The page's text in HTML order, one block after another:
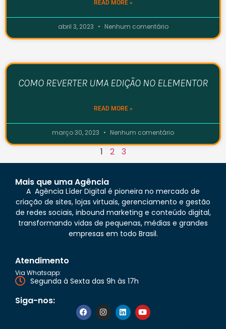
READ MORE »
abril 3, 2023 Nenhum comentário
COMO REVERTER UMA EDIÇÃO NO ELEMENTOR
READ MORE »
março 30, 2023 Nenhum comentário
1 2 3
Mais que uma Agência
A Agência Líder Digital é pioneira no mercado de
criação de sites, lojas virtuais, gerenciamento e gestão
de redes sociais, inbound marketing e conteúdo digital,
transformando vidas de pequenas, médias e grandes
empresas em todo Brasil.
Atendimento
Via Whatsapp:
Segunda à Sexta das 9h às 17h
Siga-nos: